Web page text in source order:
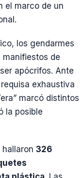
el marco de un
los gendarmes
de
apócrifos. Ante
exhaustiva
marcó distintos
la posible
326